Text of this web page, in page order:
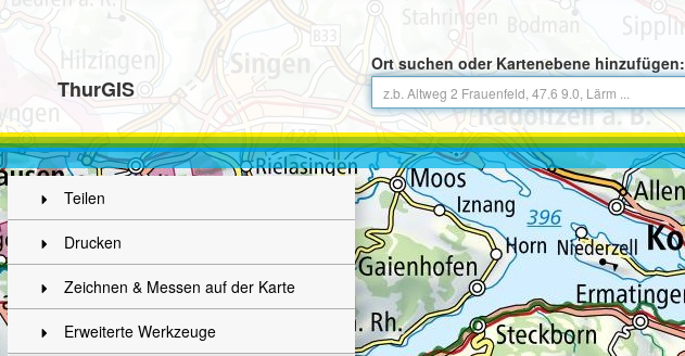
ThurGIS
Ort suchen oder Kartenebene hinzufügen:
Teilen
Drucken
Zeichnen & Messen auf der Karte
Erweiterte Werkzeuge